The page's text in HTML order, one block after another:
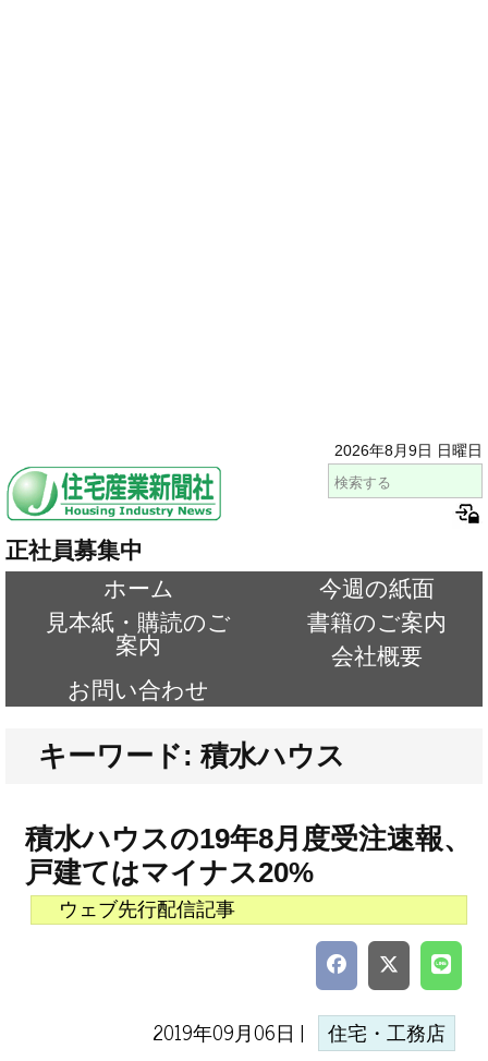
2026年8月9日 日曜日
正社員募集中
ホーム
今週の紙面
見本紙・購読のご
案内
書籍のご案内
会社概要
お問い合わせ
キーワード: 積水ハウス
積水ハウスの19年8月度受注速報、
戸建てはマイナス20%
ウェブ先行配信記事
2019年09月06日 | 住宅・工務店